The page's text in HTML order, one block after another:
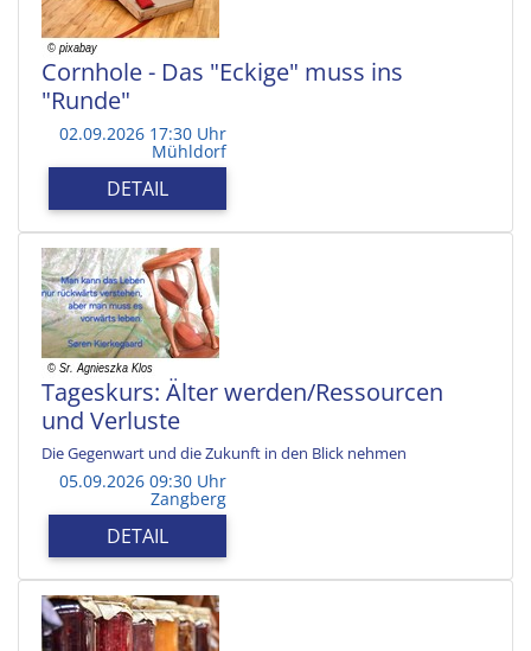
Cornhole - Das "Eckige" muss ins
"Runde"
02.09.2026 17:30 Uhr
Mühldorf
DETAIL
Tageskurs: Älter werden/Ressourcen
und Verluste
Die Gegenwart und die Zukunft in den Blick nehmen
05.09.2026 09:30 Uhr
Zangberg
DETAIL